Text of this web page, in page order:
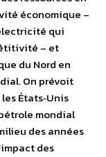
économique –
qui
– et
du Nord en
On prévoit
États‐Unis
mondial
des années
des